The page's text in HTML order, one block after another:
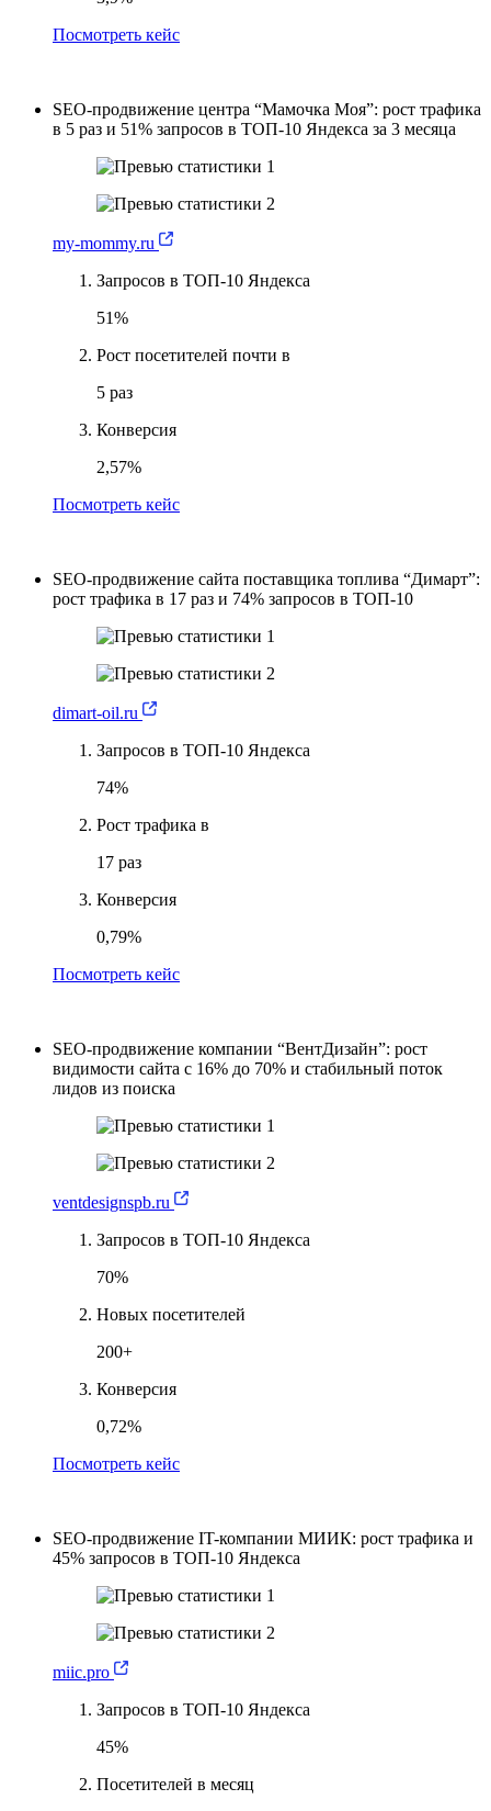
Посмотреть кейс
SEO-продвижение центра “Мамочка Моя”: рост трафика
в 5 раз и 51% запросов в ТОП-10 Яндекса за 3 месяца
my-mommy.ru
Запросов в ТОП-10 Яндекса
51%
Рост посетителей почти в
5 раз
Конверсия
2,57%
Посмотреть кейс
SEO-продвижение сайта поставщика топлива “Димарт”:
рост трафика в 17 раз и 74% запросов в ТОП-10
dimart-oil.ru
Запросов в ТОП-10 Яндекса
74%
Рост трафика в
17 раз
Конверсия
0,79%
Посмотреть кейс
SEO-продвижение компании “ВентДизайн”: рост
видимости сайта с 16% до 70% и стабильный поток
лидов из поиска
ventdesignspb.ru
Запросов в ТОП-10 Яндекса
70%
Новых посетителей
200+
Конверсия
0,72%
Посмотреть кейс
SEO-продвижение IT-компании МИИК: рост трафика и
45% запросов в ТОП-10 Яндекса
miic.pro
Запросов в ТОП-10 Яндекса
45%
Посетителей в месяц